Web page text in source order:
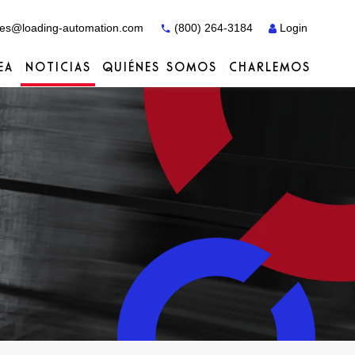
automation.com (800) 264-3184 Login
Casos prácticos
Casos prácticos
Servicios
NOTICIAS QUIÉNES SOMOS
Distribuidores
CHARLEMOS